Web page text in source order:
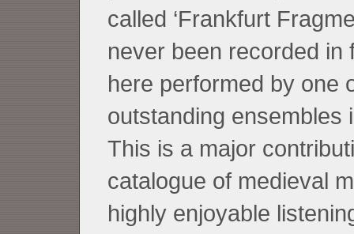
called ‘Frankfurt
never been recorded in
here performed by one
outstanding ensembles
This is a major
catalogue of medieval
highly enjoyable